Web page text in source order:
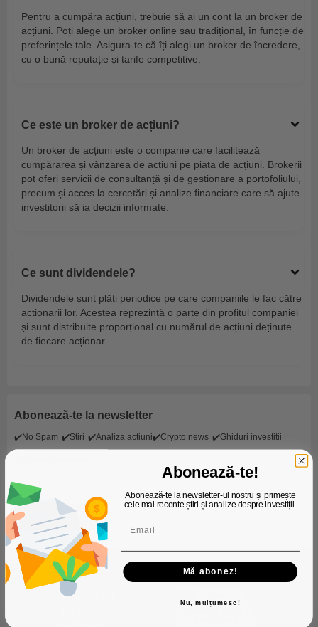
Pentru a cumpăra acțiuni, trebuie să ai un cont la un broker de
acțiuni. Poți alege un broker online sau tradițional, în funcție de
preferințele tale. Asigura-te că îți alegi un broker de încredere,
cu o bună reputație și tarife competitive.
Ce este un broker de acțiuni?
Un broker de acțiuni este o companie care facilitează
cumpărarea și vânzarea de acțiuni pe piața de acțiuni. Brokerii
pot oferi servicii de consultanță și de gestionare a portofoliului,
precum și acces la cercetări și analize financiare care să ajute
investitorii să ia decizii informate.
Ce sunt dividendele?
Dividendele sunt plăti periodice pe care companiile le fac către
actionarii lor. Acestea reprezintă o parte din profitul companiei
și sunt distribuite proporțional cu numărul de acțiuni deținute
de fiecare acționar.
Abonează-te la newsletter
✔️No Spam ✔️Stiri ✔️Analiza actiuni✔️Crypto news ✔️Ghiduri investitii
Abonează-te!
Abonează-te la newsletter-ul nostru și primește
cele mai recente știri și analize despre investiții.
Mă abonez!
Nu, mulțumesc!